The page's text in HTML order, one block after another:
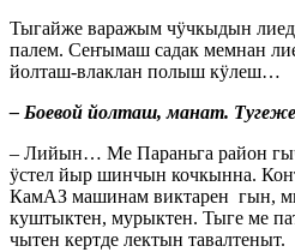
Тыгайже варажым чӱчкыдын
палем. Сеҥымаш садак мемнан
йолташ-влаклан полыш кӱлеш…
– Боевой йолташ, манат.
– Лийын… Ме Параньга район
ӱстел йыр шинчын кочкынна.
КамАЗ машинам виктарен гын,
куштыктен, мурыктен. Тыге ме
чытен кертде лектын тавалтеныт.